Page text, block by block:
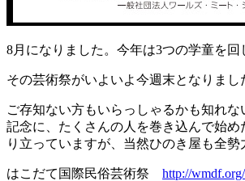
8月になりました。今年は3つの学童を
その芸術祭がいよいよ今週末となりまし
ご存知ない方もいらっしゃるかも知れ
記念に、たくさんの人を巻き込んで始
り立っていますが、当然ひのき屋も全
はこだて国際民俗芸術祭 http://wmdf.org/